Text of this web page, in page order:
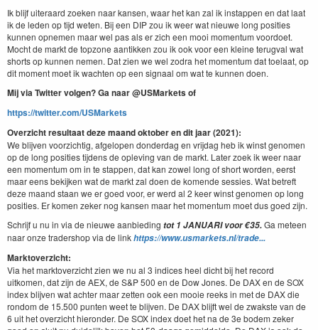
Ik blijf uiteraard zoeken naar kansen, waar het kan zal ik instappen en dat laat
ik de leden op tijd weten. Bij een DIP zou ik weer wat nieuwe long posities
kunnen opnemen maar wel pas als er zich een mooi momentum voordoet.
Mocht de markt de topzone aantikken zou ik ook voor een kleine terugval wat
shorts op kunnen nemen. Dat zien we wel zodra het momentum dat toelaat, op
dit moment moet ik wachten op een signaal om wat te kunnen doen.
Mij via Twitter volgen? Ga naar @USMarkets of
https://twitter.com/USMarkets
Overzicht resultaat deze maand oktober en dit jaar (2021):
We blijven voorzichtig, afgelopen donderdag en vrijdag heb ik winst genomen
op de long posities tijdens de opleving van de markt. Later zoek ik weer naar
een momentum om in te stappen, dat kan zowel long of short worden, eerst
maar eens bekijken wat de markt zal doen de komende sessies. Wat betreft
deze maand staan we er goed voor, er werd al 2 keer winst genomen op long
posities. Er komen zeker nog kansen maar het momentum moet dus goed zijn.
Schrijf u nu in via de nieuwe aanbieding tot 1 JANUARI voor €35.Ga meteen
naar onze tradershop via de linkhttps://www.usmarkets.nl/trade...
Marktoverzicht:
Via het marktoverzicht zien we nu al 3 indices heel dicht bij het record
uitkomen, dat zijn de AEX, de S&P 500 en de Dow Jones. De DAX en de SOX
index blijven wat achter maar zetten ook een mooie reeks in met de DAX die
rondom de 15.500 punten weet te blijven. De DAX blijft wel de zwakste van de
6 uit het overzicht hieronder. De SOX index doet het na de 3e bodem zeker